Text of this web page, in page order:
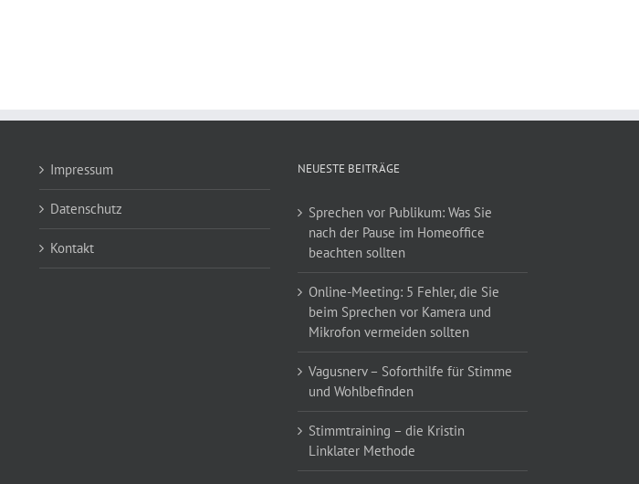
Impressum
Datenschutz
Kontakt
NEUESTE BEITRÄGE
Sprechen vor Publikum: Was Sie
nach der Pause im Homeoffice
beachten sollten
Online-Meeting: 5 Fehler, die Sie
beim Sprechen vor Kamera und
Mikrofon vermeiden sollten
Vagusnerv – Soforthilfe für Stimme
und Wohlbefinden
Stimmtraining – die Kristin
Linklater Methode